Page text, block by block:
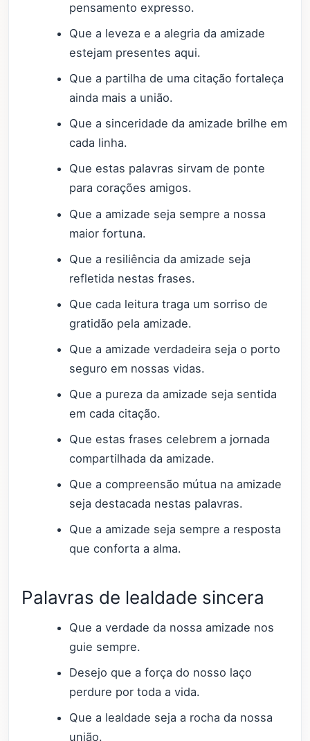
pensamento expresso.
Que a leveza e a alegria da amizade
estejam presentes aqui.
Que a partilha de uma citação fortaleça
ainda mais a união.
Que a sinceridade da amizade brilhe em
cada linha.
Que estas palavras sirvam de ponte
para corações amigos.
Que a amizade seja sempre a nossa
maior fortuna.
Que a resiliência da amizade seja
refletida nestas frases.
Que cada leitura traga um sorriso de
gratidão pela amizade.
Que a amizade verdadeira seja o porto
seguro em nossas vidas.
Que a pureza da amizade seja sentida
em cada citação.
Que estas frases celebrem a jornada
compartilhada da amizade.
Que a compreensão mútua na amizade
seja destacada nestas palavras.
Que a amizade seja sempre a resposta
que conforta a alma.
Palavras de lealdade sincera
Que a verdade da nossa amizade nos
guie sempre.
Desejo que a força do nosso laço
perdure por toda a vida.
Que a lealdade seja a rocha da nossa
união.